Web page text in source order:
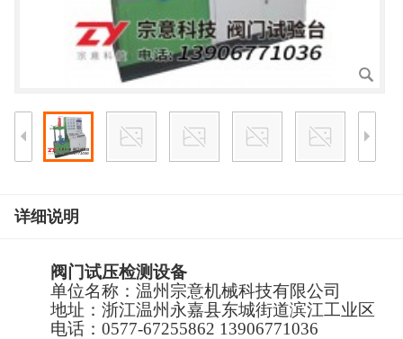
详细说明
阀门试压检测设备
单位名称 ： 温州宗意机械科技有限公司
地址： 浙江温州 永嘉县东城街道滨江工业区
电话： 0577-67255862 13906771036